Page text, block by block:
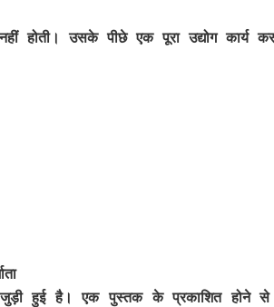
उसके पीछे एक पूरा उद्योग कार्य
हुई है। एक पुस्तक के प्रकाशित होने से